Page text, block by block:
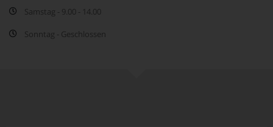
Samstag - 9.00 - 14.00
Sonntag - Geschlossen